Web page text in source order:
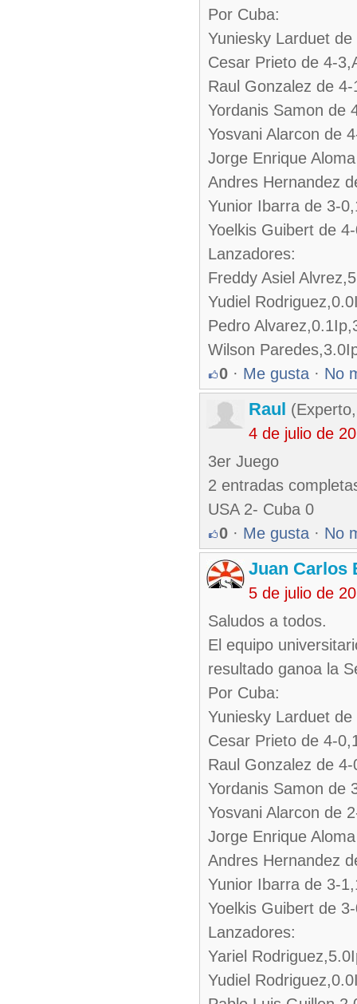
Por Cuba:
Yuniesky Larduet
Cesar Prieto de 4-
Raul Gonzalez de
Yordanis Samon de
Yosvani Alarcon de
Jorge Enrique
Andres Hernandez
Yunior Ibarra de 3-
Yoelkis Guibert de
Lanzadores:
Freddy Asiel
Yudiel
Pedro
Wilson
0 · Me gusta · No
Raul
4 de julio de
3er Juego
2 entradas
USA 2- Cuba 0
0 · Me gusta · No
Juan Carlos
5 de julio de
Saludos a todos.
El equipo
resultado ganoa la
Por Cuba:
Yuniesky Larduet
Cesar Prieto de 4-
Raul Gonzalez de
Yordanis Samon de
Yosvani Alarcon de
Jorge Enrique
Andres Hernandez
Yunior Ibarra de 3-
Yoelkis Guibert de
Lanzadores:
Yariel
Yudiel